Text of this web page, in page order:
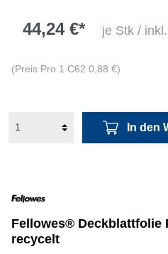
44,24 €* je Stk /
(Preis Pro 1 C62 0,88 €)
In den
Fellowes® Deckblattfolie
recycelt